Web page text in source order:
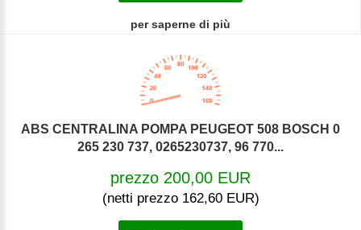
per saperne di più
ABS CENTRALINA POMPA PEUGEOT 508 BOSCH 0
265 230 737, 0265230737, 96 770...
prezzo 200,00 EUR
(netti prezzo 162,60 EUR)